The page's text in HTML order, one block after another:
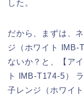
した。
だから、まずは、
ジ（ホワイト IMB-
ないか？と、【ア
ト IMB-T174-5）
子レンジ（ホワイ